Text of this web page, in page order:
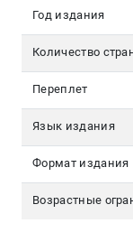
Год издания
Количество
Переплет
Язык издания
Формат издания
Возрастные